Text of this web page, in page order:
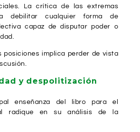
La crítica de las extremas
debilitar cualquier forma de
capaz de disputar poder o
posiciones implica perder de vista
y despolitización
enseñanza del libro para el
radique en su análisis de la